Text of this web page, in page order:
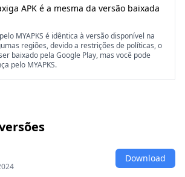
APK é a mesma da versão baixada
MYAPKS é idêntica à versão disponível na
regiões, devido a restrições de políticas, o
baixado pela Google Play, mas você pode
pelo MYAPKS.
Download